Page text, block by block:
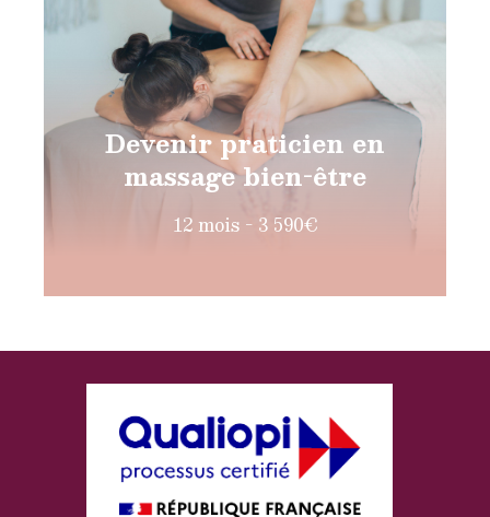
Devenir praticien en
massage bien-être
12 mois - 3 590€